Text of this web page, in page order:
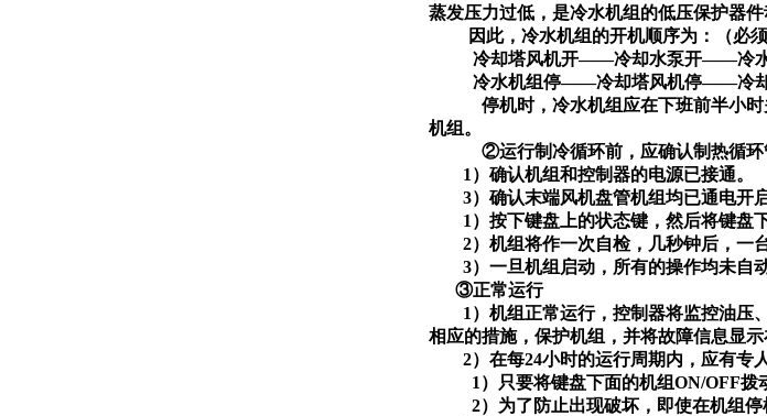
蒸发压力过低，是冷水机组的低压保护器
因此，冷水机组的开机顺序为：（必
冷却塔风机开——冷却水泵开——冷
冷水机组停——冷却塔风机停——冷
停机时，冷水机组应在下班前半小
机组。
②运行制冷循环前，应确认制热循环
1）确认机组和控制器的电源已接通。
3）确认末端风机盘管机组均已通电开启
1）按下键盘上的状态键，然后将键盘
2）机组将作一次自检，几秒钟后，一
3）一旦机组启动，所有的操作均未自
③正常运行
1）机组正常运行，控制器将监控油压
相应的措施，保护机组，并将故障信息显
2）在每24小时的运行周期内，应有专
1）只要将键盘下面的机组ON/OFF
2）为了防止出现破坏，即使在机组停